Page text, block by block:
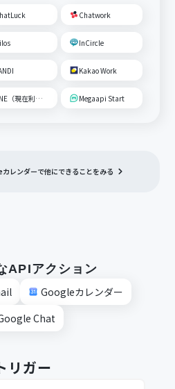
Chatwork
InCircle
Kakao Work
LINE（現在利用不可） Megaapi Start
レンダーで他にできることをみる
APIアクション
Googleカレンダー
Chat
リガー